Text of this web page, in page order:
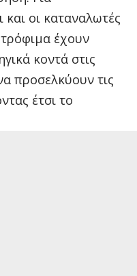
και οι καταναλωτές
έχουν
κοντά στις
προσελκύουν τις
έτσι το